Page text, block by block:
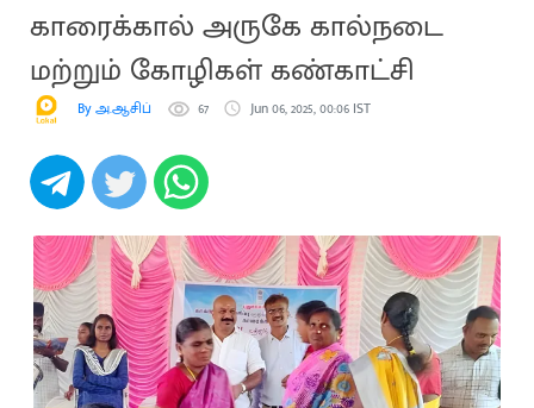
காரைக்கால் அருகே கால்நடை
மற்றும் கோழிகள் கண்காட்சி
By அ.ஆசிப் 67 Jun 06, 2025, 00:06 IST